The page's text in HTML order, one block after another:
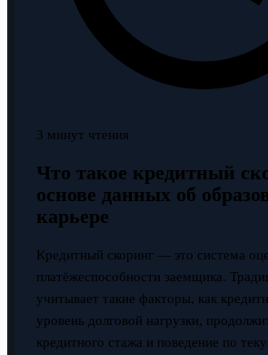
3 минут чтения
Что такое кредитный
основе данных об
карьере
Кредитный скоринг — это система
платёжеспособности заемщика.
учитывает такие факторы, как
уровень долговой нагрузки,
кредитного стажа и поведение по